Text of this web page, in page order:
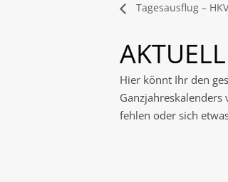
Tagesausflug – HKV
Hier könnt Ihr den
fehlen oder sich